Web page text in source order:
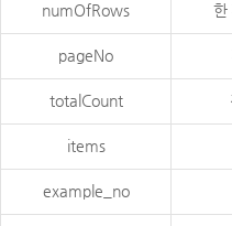
numOfRows 한
pageNo
totalCount
items
example_no